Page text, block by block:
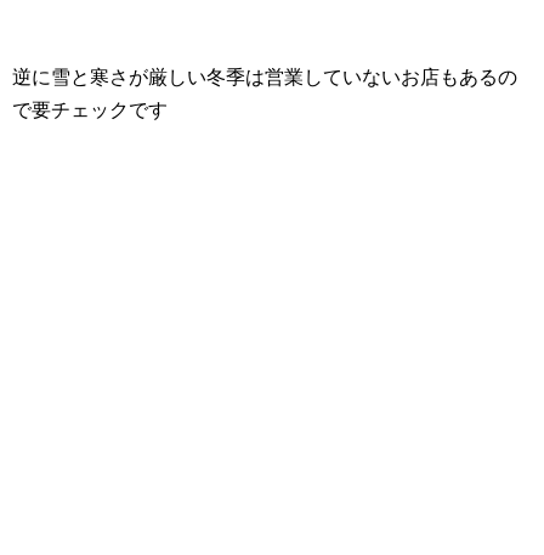
逆に雪と寒さが厳しい冬季は営業していないお店もあるの
で要チェックです